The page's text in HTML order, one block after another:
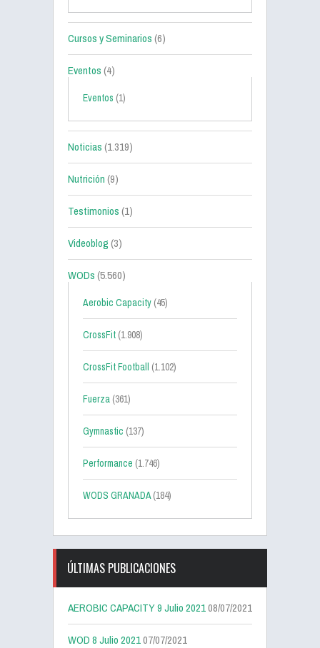
Cursos y Seminarios(6)
Eventos(4)
Eventos (1)
Noticias(1.319)
Nutrición(9)
Testimonios(1)
Videoblog(3)
WODs(5.560)
Aerobic Capacity (45)
CrossFit (1.908)
CrossFit Football (1.102)
Fuerza (361)
Gymnastic (137)
Performance (1.746)
WODS GRANADA(184)
ÚLTIMAS PUBLICACIONES
AEROBIC CAPACITY 9 Julio 202108/07/2021
WOD 8 Julio 202107/07/2021